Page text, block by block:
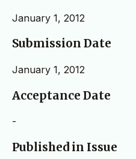
January 1, 2012
Submission Date
January 1, 2012
Acceptance Date
-
Published in Issue